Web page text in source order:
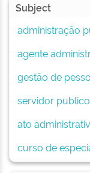
Subject
administração
agente
gestão de
servidor publico
ato
curso de